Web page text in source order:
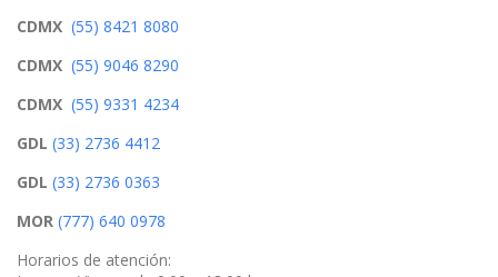
CDMX (55) 8421 8080
CDMX (55) 9046 8290
CDMX (55) 9331 4234
GDL (33) 2736 4412
GDL (33) 2736 0363
MOR (777) 640 0978
Horarios de atención: